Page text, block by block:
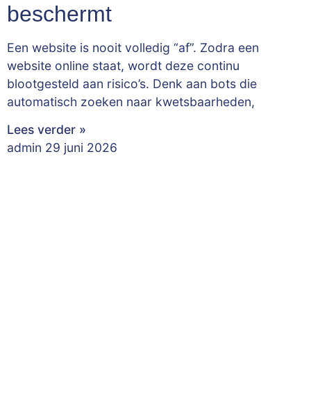
beschermt
Een website is nooit volledig “af”. Zodra een
website online staat, wordt deze continu
blootgesteld aan risico’s. Denk aan bots die
automatisch zoeken naar kwetsbaarheden,
Lees verder »
admin 29 juni 2026